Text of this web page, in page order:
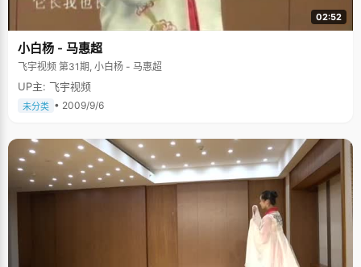
02:52
小白杨 - 马惠超
飞宇视频 第31期, 小白杨 - 马惠超
UP主: 飞宇视频
未分类 • 2009/9/6